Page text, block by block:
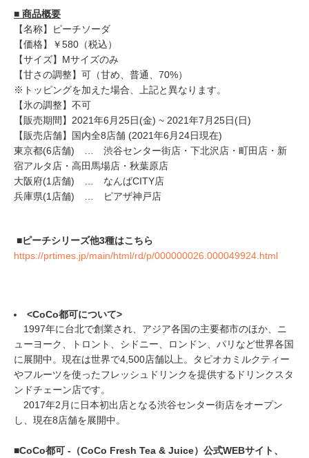
■ 商品概要
【名称】ピーチソーダ
【価格】￥580（税込）
【サイズ】Mサイズのみ
【甘さの調整】可（甘め、普通、70%）
※トッピングを加えた場合、上記と異なります。
【氷の調整】不可
【販売期間】2021年6月25日(金) ~ 2021年7月25日(日)
【販売店舗】国内全8店舗 (2021年6月24日現在)
東京都(6店舗) … 渋谷センター街店・下北沢店・町田店・新
宿アルタ店・高田馬場店・秋葉原店
大阪府(1店舗) … なんばCITY店
兵庫県(1店舗) … ピアザ神戸店
■ピーチシリーズ他3種はこちら
https://prtimes.jp/main/html/rd/p/000000026.000049924.html
<CoCo都可について>
1997年に台北で創業され、アジア各国の主要都市のほか、ニ
ューヨーク、トロント、シドニー、ロンドン、パリなど世界各国
に展開中。現在は世界で4,500店舗以上。タピオカミルクティー
やフルーツを使ったフレッシュドリンクを提供するドリンクスタ
ンドチェーン店です。
2017年2月に日本初出店となる渋谷センター街店をオープン
し、現在8店舗を展開中。
■CoCo都可 -（CoCo Fresh Tea & Juice）公式WEBサイト、